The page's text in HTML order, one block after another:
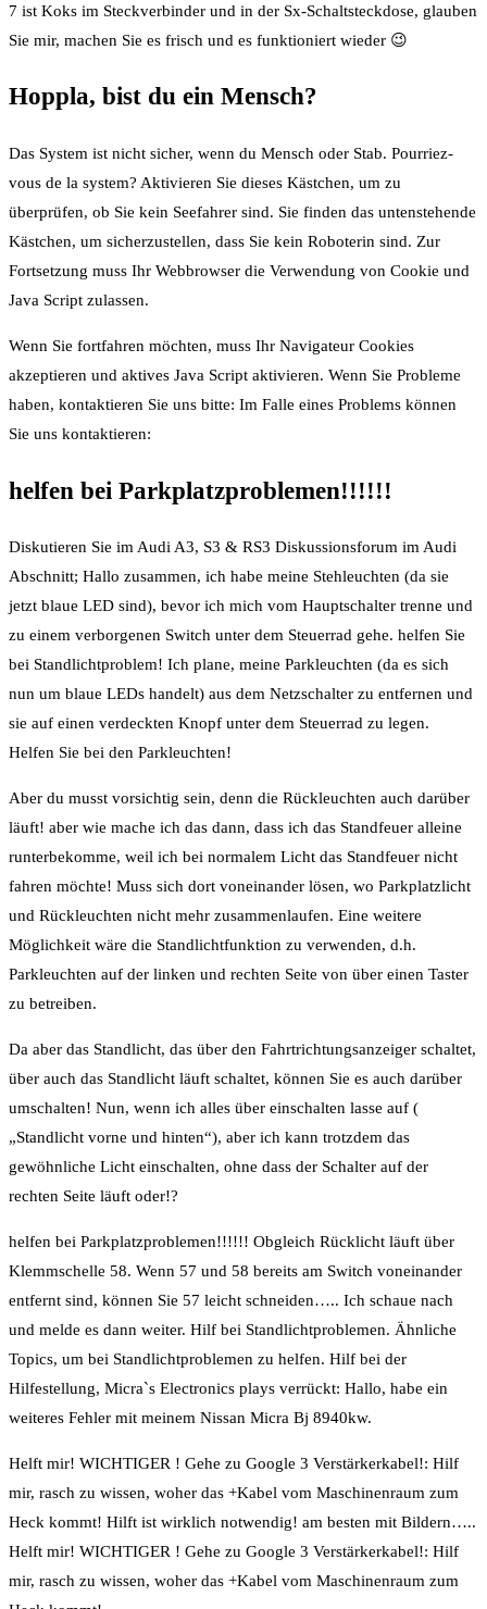
7 ist Koks im Steckverbinder und in der Sx-Schaltsteckdose, glauben
Sie mir, machen Sie es frisch und es funktioniert wieder 😉
Hoppla, bist du ein Mensch?
Das System ist nicht sicher, wenn du Mensch oder Stab. Pourriez-
vous de la system? Aktivieren Sie dieses Kästchen, um zu
überprüfen, ob Sie kein Seefahrer sind. Sie finden das untenstehende
Kästchen, um sicherzustellen, dass Sie kein Roboterin sind. Zur
Fortsetzung muss Ihr Webbrowser die Verwendung von Cookie und
Java Script zulassen.
Wenn Sie fortfahren möchten, muss Ihr Navigateur Cookies
akzeptieren und aktives Java Script aktivieren. Wenn Sie Probleme
haben, kontaktieren Sie uns bitte: Im Falle eines Problems können
Sie uns kontaktieren:
helfen bei Parkplatzproblemen!!!!!!
Diskutieren Sie im Audi A3, S3 & RS3 Diskussionsforum im Audi
Abschnitt; Hallo zusammen, ich habe meine Stehleuchten (da sie
jetzt blaue LED sind), bevor ich mich vom Hauptschalter trenne und
zu einem verborgenen Switch unter dem Steuerrad gehe. helfen Sie
bei Standlichtproblem! Ich plane, meine Parkleuchten (da es sich
nun um blaue LEDs handelt) aus dem Netzschalter zu entfernen und
sie auf einen verdeckten Knopf unter dem Steuerrad zu legen.
Helfen Sie bei den Parkleuchten!
Aber du musst vorsichtig sein, denn die Rückleuchten auch darüber
läuft! aber wie mache ich das dann, dass ich das Standfeuer alleine
runterbekomme, weil ich bei normalem Licht das Standfeuer nicht
fahren möchte! Muss sich dort voneinander lösen, wo Parkplatzlicht
und Rückleuchten nicht mehr zusammenlaufen. Eine weitere
Möglichkeit wäre die Standlichtfunktion zu verwenden, d.h.
Parkleuchten auf der linken und rechten Seite von über einen Taster
zu betreiben.
Da aber das Standlicht, das über den Fahrtrichtungsanzeiger schaltet,
über auch das Standlicht läuft schaltet, können Sie es auch darüber
umschalten! Nun, wenn ich alles über einschalten lasse auf (
„Standlicht vorne und hinten“), aber ich kann trotzdem das
gewöhnliche Licht einschalten, ohne dass der Schalter auf der
rechten Seite läuft oder!?
helfen bei Parkplatzproblemen!!!!!! Obgleich Rücklicht läuft über
Klemmschelle 58. Wenn 57 und 58 bereits am Switch voneinander
entfernt sind, können Sie 57 leicht schneiden….. Ich schaue nach
und melde es dann weiter. Hilf bei Standlichtproblemen. Ähnliche
Topics, um bei Standlichtproblemen zu helfen. Hilf bei der
Hilfestellung, Micra`s Electronics plays verrückt: Hallo, habe ein
weiteres Fehler mit meinem Nissan Micra Bj 8940kw.
Helft mir! WICHTIGER ! Gehe zu Google 3 Verstärkerkabel!: Hilf
mir, rasch zu wissen, woher das +Kabel vom Maschinenraum zum
Heck kommt! Hilft ist wirklich notwendig! am besten mit Bildern…..
Helft mir! WICHTIGER ! Gehe zu Google 3 Verstärkerkabel!: Hilf
mir, rasch zu wissen, woher das +Kabel vom Maschinenraum zum